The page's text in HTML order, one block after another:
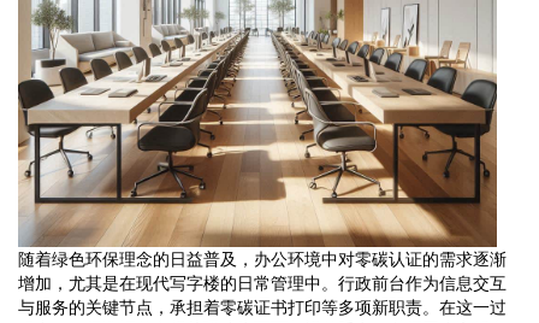
随着绿色环保理念的日益普及，办公环境中对零碳认证的需求逐渐
增加，尤其是在现代写字楼的日常管理中。行政前台作为信息交互
与服务的关键节点，承担着零碳证书打印等多项新职责。在这一过